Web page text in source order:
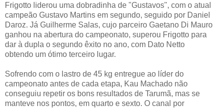
Frigotto liderou uma dobradinha de "Gustavos", com o atual
campeão Gustavo Martins em segundo, seguido por Daniel
Daroz. Já Guilherme Salas, cujo parceiro Gaetano Di Mauro
ganhou na abertura do campeonato, superou Frigotto para
dar à dupla o segundo êxito no ano, com Dato Netto
obtendo um ótimo terceiro lugar.
Sofrendo com o lastro de 45 kg entregue ao líder do
campeonato antes de cada etapa, Kau Machado não
conseguiu repetir os bons resultados de Tarumã, mas se
manteve nos pontos, em quarto e sexto. O canal por